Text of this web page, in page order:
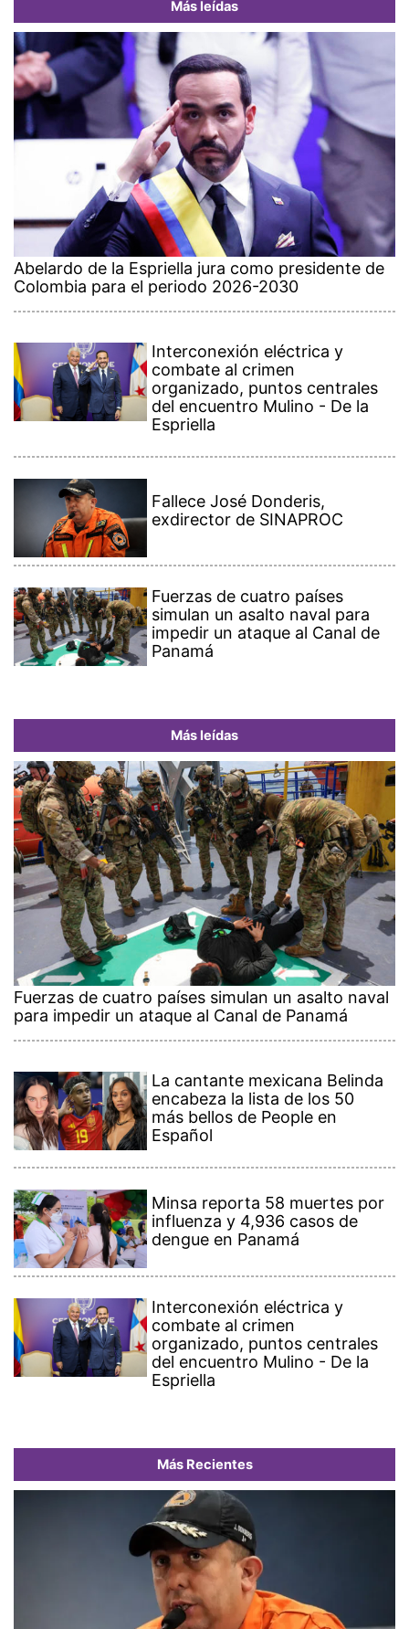
Más leídas
Abelardo de la Espriella jura como presidente de
Colombia para el periodo 2026-2030
Interconexión eléctrica y
combate al crimen
organizado, puntos centrales
del encuentro Mulino - De la
Espriella
Fallece José Donderis,
exdirector de SINAPROC
Fuerzas de cuatro países
simulan un asalto naval para
impedir un ataque al Canal de
Panamá
Más leídas
Fuerzas de cuatro países simulan un asalto naval
para impedir un ataque al Canal de Panamá
La cantante mexicana Belinda
encabeza la lista de los 50
más bellos de People en
Español
Minsa reporta 58 muertes por
influenza y 4,936 casos de
dengue en Panamá
Interconexión eléctrica y
combate al crimen
organizado, puntos centrales
del encuentro Mulino - De la
Espriella
Más Recientes